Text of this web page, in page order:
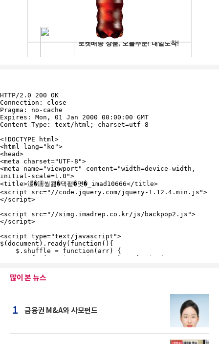
많이 본 뉴스
1 금융권 M&A와 사모펀드